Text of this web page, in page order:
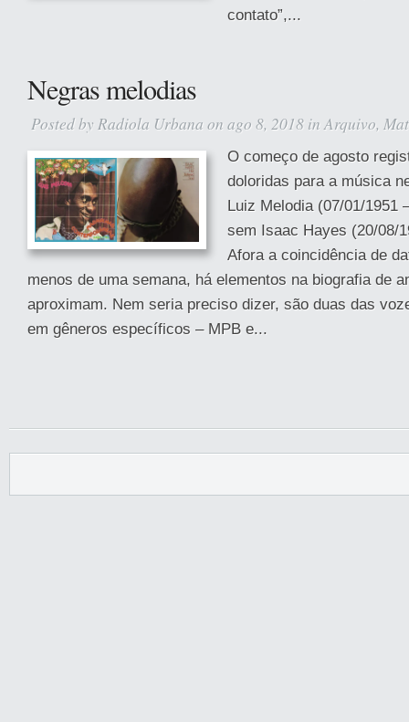
contato”,...
Negras melodias
Posted by Radiola Urbana on ago 8, 2018 inArquivo,
O começo de agosto
doloridas para a música
Luiz Melodia (07/01/1951
sem Isaac Hayes (20/08/
Afora a coincidência de
menos de uma semana, há elementos na biografia de
aproximam. Nem seria preciso dizer, são duas das
em gêneros específicos – MPB e...